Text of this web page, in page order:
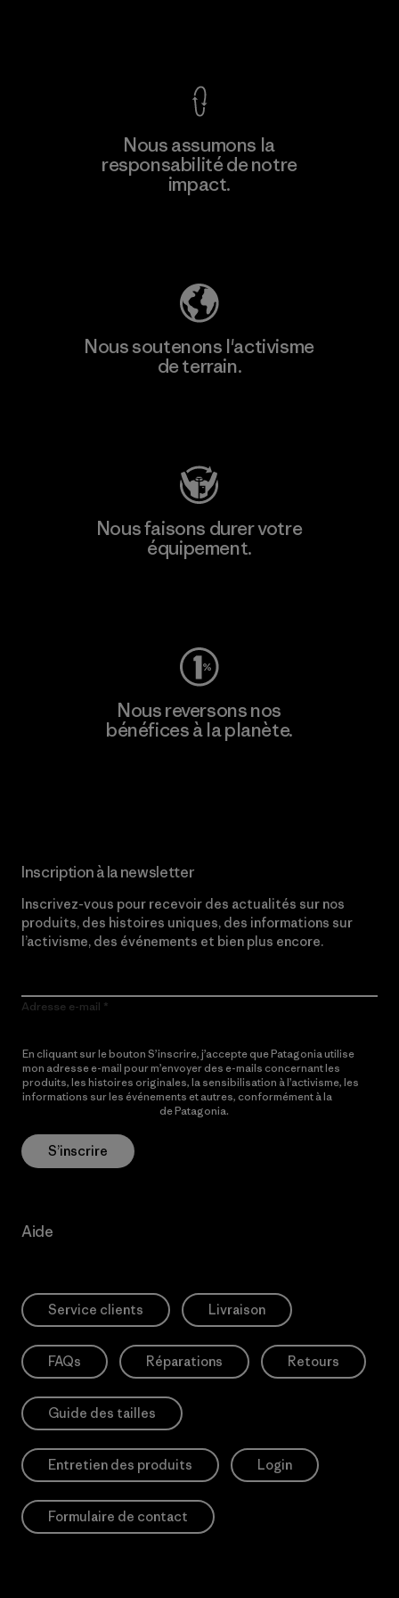
Nous assumons la
responsabilité de notre
impact.
Nous soutenons l'activisme
de terrain.
Nous faisons durer votre
équipement.
Nous reversons nos
bénéfices à la planète.
Inscription à la newsletter
Inscrivez-vous pour recevoir des actualités sur nos
produits, des histoires uniques, des informations sur
l’activisme, des événements et bien plus encore.
Adresse e-mail
En cliquant sur le bouton S’inscrire, j’accepte que Patagonia utilise
mon adresse e-mail pour m’envoyer des e-mails concernant les
produits, les histoires originales, la sensibilisation à l’activisme, les
informations sur les événements et autres, conformément à la
de Patagonia.
S’inscrire
Aide
Service clients Livraison
FAQs Réparations Retours
Guide des tailles
Entretien des produits Login
Formulaire de contact